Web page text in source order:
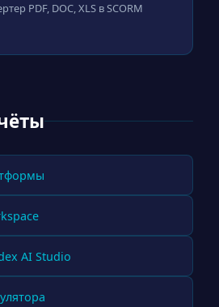
PDF, DOC, XLS в SCORM
AI Studio